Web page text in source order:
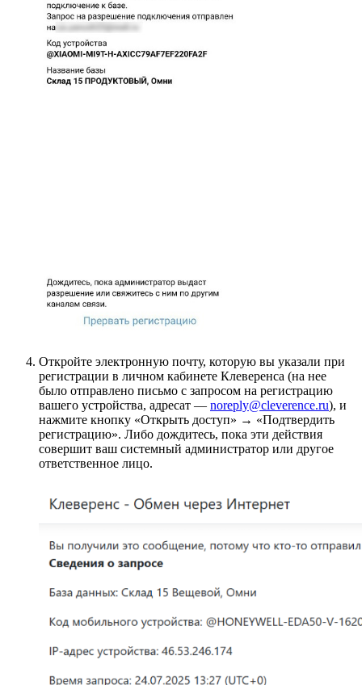
Откройте электронную почту, которую вы указали при
регистрации в личном кабинете Клеверенса (на нее
было отправлено письмо с запросом на регистрацию
вашего устройства, адресат — noreply@cleverence.ru), и
нажмите кнопку «Открыть доступ» → «Подтвердить
регистрацию». Либо дождитесь, пока эти действия
совершит ваш системный администратор или другое
ответственное лицо.